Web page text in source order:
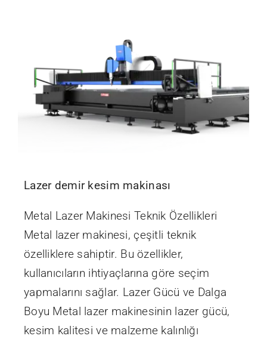
Lazer demir kesim makinası
Metal Lazer Makinesi Teknik Özellikleri
Metal lazer makinesi, çeşitli teknik
özelliklere sahiptir. Bu özellikler,
kullanıcıların ihtiyaçlarına göre seçim
yapmalarını sağlar. Lazer Gücü ve Dalga
Boyu Metal lazer makinesinin lazer gücü,
kesim kalitesi ve malzeme kalınlığı